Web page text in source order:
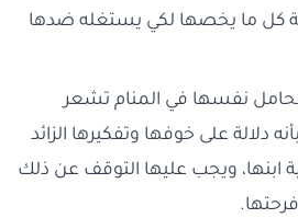
كل ما يخصها لكي يستغله ضدها
نفسها في المنام تشعر
دلالة على خوفها وتفكيرها الزائد
ابنها، ويجب عليها التوقف عن ذلك